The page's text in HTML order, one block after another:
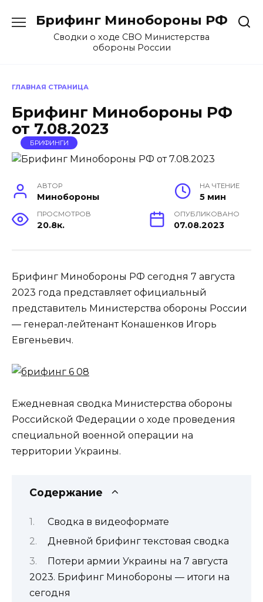
содержанию
Брифинг Минобороны РФ
Сводки о ходе СВО Министерства
обороны России
ГЛАВНАЯ СТРАНИЦА
Брифинг Минобороны РФ
от 7.08.2023
БРИФИНГИ
АВТОР
Минобороны
НА ЧТЕНИЕ
5 мин
ПРОСМОТРОВ
20.8к.
ОПУБЛИКОВАНО
07.08.2023
Брифинг Минобороны РФ сегодня 7 августа
2023 года представляет официальный
представитель Министерства обороны России
— генерал-лейтенант Конашенков Игорь
Евгеньевич.
Ежедневная сводка Министерства обороны
Российской Федерации о ходе проведения
специальной военной операции на
территории Украины.
Содержание
Сводка в видеоформате
Дневной брифинг текстовая сводка
Потери армии Украины на 7 августа
2023. Брифинг Минобороны — итоги на
сегодня